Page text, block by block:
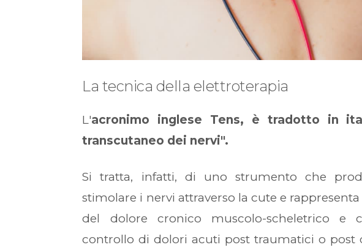
La tecnica della elettroterapia
L'acronimo inglese Tens, è tradotto in
transcutaneo dei nervi".
Si tratta, infatti, di uno strumento che
stimolare i nervi attraverso la cute e
del dolore cronico muscolo-scheletrico e
controllo di dolori acuti post traumatici o post